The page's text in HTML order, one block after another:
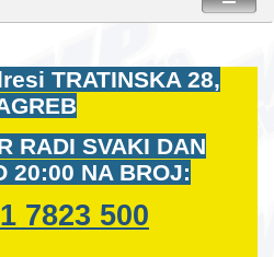
TRATINSKA 28,
RADI SVAKI DAN
20:00 NA BROJ:
7823 500